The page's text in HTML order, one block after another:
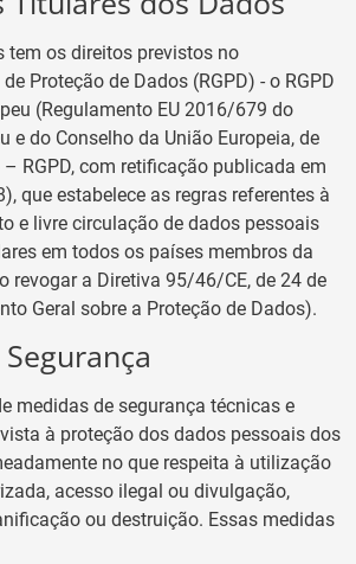
tem os direitos previstos no
Proteção de Dados (RGPD) - o RGPD
(Regulamento EU 2016/679 do
e do Conselho da União Europeia, de
RGPD, com retificação publicada em
que estabelece as regras referentes à
e livre circulação de dados pessoais
em todos os países membros da
revogar a Diretiva 95/46/CE, de 24 de
Geral sobre a Proteção de Dados).
medidas de segurança técnicas e
à proteção dos dados pessoais dos
no que respeita à utilização
acesso ilegal ou divulgação,
ou destruição. Essas medidas